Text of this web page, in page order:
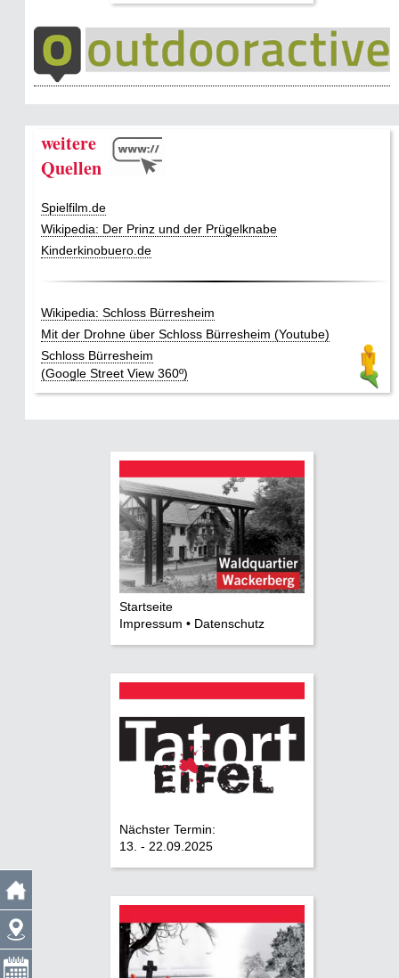
weitere
Quellen
Spielfilm.de
Wikipedia: Der Prinz und der Prügelknabe
Kinderkinobuero.de
Wikipedia: Schloss Bürresheim
Mit der Drohne über Schloss Bürresheim (Youtube)
Schloss Bürresheim
(Google Street View 360º)
Startseite
Impressum • Datenschutz
Nächster Termin:
13. - 22.09.2025